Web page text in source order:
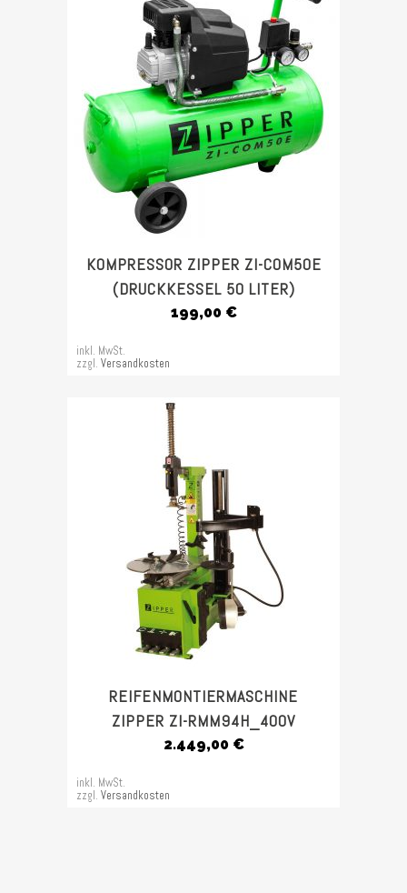
KOMPRESSOR ZIPPER ZI-COM50E
(DRUCKKESSEL 50 LITER)
199,00 €
inkl. MwSt.
zzgl. Versandkosten
REIFENMONTIERMASCHINE
ZIPPER ZI-RMM94H_400V
2.449,00 €
inkl. MwSt.
zzgl. Versandkosten